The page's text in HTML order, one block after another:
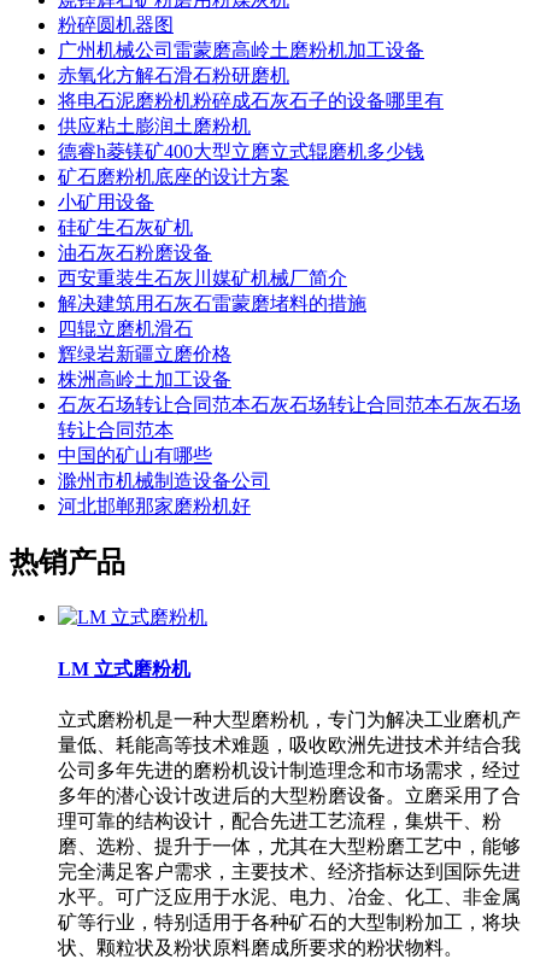
粉碎圆机器图
广州机械公司雷蒙磨高岭土磨粉机加工设备
赤氧化方解石滑石粉研磨机
将电石泥磨粉机粉碎成石灰石子的设备哪里有
供应粘土膨润土磨粉机
德睿h菱镁矿400大型立磨立式辊磨机多少钱
矿石磨粉机底座的设计方案
小矿用设备
硅矿生石灰矿机
油石灰石粉磨设备
西安重装生石灰川媒矿机械厂简介
解决建筑用石灰石雷蒙磨堵料的措施
四辊立磨机滑石
辉绿岩新疆立磨价格
株洲高岭土加工设备
石灰石场转让合同范本石灰石场转让合同范本石灰石场
转让合同范本
中国的矿山有哪些
滁州市机械制造设备公司
河北邯郸那家磨粉机好
热销产品
LM 立式磨粉机
立式磨粉机是一种大型磨粉机，专门为解决工业磨机产
量低、耗能高等技术难题，吸收欧洲先进技术并结合我
公司多年先进的磨粉机设计制造理念和市场需求，经过
多年的潜心设计改进后的大型粉磨设备。立磨采用了合
理可靠的结构设计，配合先进工艺流程，集烘干、粉
磨、选粉、提升于一体，尤其在大型粉磨工艺中，能够
完全满足客户需求，主要技术、经济指标达到国际先进
水平。可广泛应用于水泥、电力、冶金、化工、非金属
矿等行业，特别适用于各种矿石的大型制粉加工，将块
状、颗粒状及粉状原料磨成所要求的粉状物料。